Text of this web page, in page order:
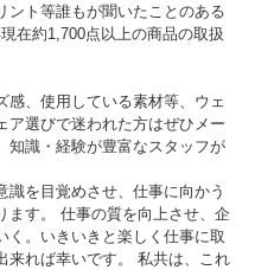
ント等誰もが聞いたことのある
在約1,700点以上の商品の取扱
感、使用している素材等、ウェ
ア選びで迷われた方はぜひメー
知識・経験が豊富なスタッフが
を目覚めさせ、仕事に向かう
ます。 仕事の質を向上させ、企
く。いきいきと楽しく仕事に取
来れば幸いです。 私共は、これ